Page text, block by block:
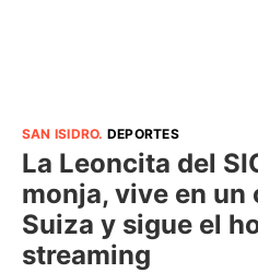
SAN ISIDRO. DEPORTES
La Leoncita del
monja, vive en un
Suiza y sigue el
streaming